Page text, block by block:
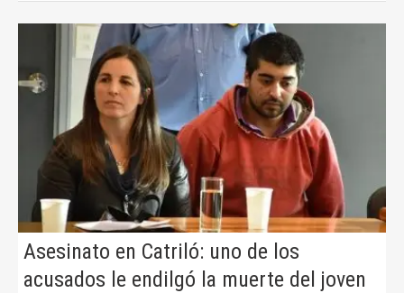
Asesinato en Catriló: uno de los
acusados le endilgó la muerte del joven